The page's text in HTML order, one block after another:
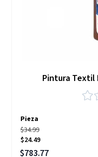
Pintura Textil
Pieza
$34.99
$24.49
Precio especial
$783.77